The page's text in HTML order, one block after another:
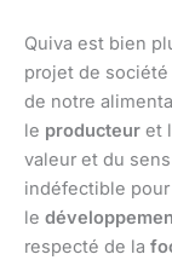
Quiva est bien
projet de société
de notre
le producteur et
valeur et du
indéfectible pour
le
respecté de la